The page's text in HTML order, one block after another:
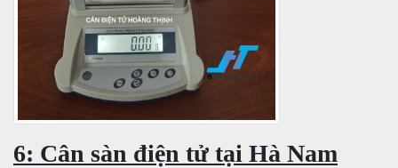
6: Cân sàn điện tử tại Hà Nam